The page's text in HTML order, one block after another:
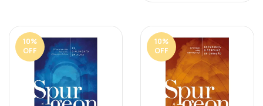
10%
OFF
10%
OFF